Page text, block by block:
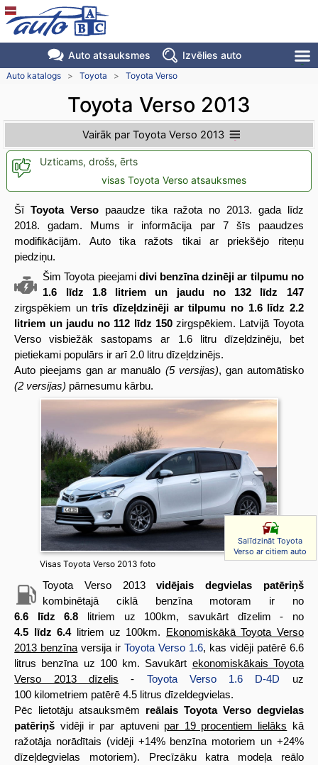
Auto atsauksmes Izvēlies auto
Auto katalogs > Toyota > Toyota Verso
Toyota Verso 2013
Vairāk par Toyota Verso 2013
Uzticams, drošs, ērts
visas Toyota Verso atsauksmes
ŠīToyota Versopaaudze tika ražota no 2013. gada līdz
2018. gadam. Mums ir informācija par 7 šīs paaudzes
modifikācijām. Auto tika ražots tikai ar priekšējo riteņu
piedziņu.
Šim Toyota pieejami divi benzīna dzinēji ar tilpumu no
1.6 līdz 1.8 litriem un jaudu no 132 līdz 147
zirgspēkiem untrīs dīzeļdzinēji ar tilpumu no 1.6 līdz 2.2
litriem un jaudu no 112 līdz 150zirgspēkiem. Latvijā Toyota
Verso visbiežāk sastopams ar 1.6 litru dīzeļdzinēju, bet
pietiekami populārs ir arī 2.0 litru dīzeļdzinējs.
Auto pieejams gan ar manuālo (5 versijas), gan automātisko
(2 versijas) pārnesumu kārbu.
Visas Toyota Verso 2013 foto
Salīdzināt Toyota
Verso ar citiem auto
Toyota Verso 2013vidējais degvielas patēriņš
kombinētajā ciklā benzīna motoram ir no
6.6 līdz 6.8 litriem uz 100km, savukārt dīzelim - no
4.5 līdz 6.4litriem uz 100km. Ekonomiskākā Toyota Verso
2013 benzīna versija irToyota Verso 1.6, kas vidēji patērē 6.6
litrus benzīna uz 100 km. Savukārt ekonomiskākais Toyota
Verso 2013 dīzelis - Toyota Verso 1.6 D-4D uz
100 kilometriem patērē 4.5 litrus dīzeldegvielas.
Pēc lietotāju atsauksmēm reālais Toyota Verso degvielas
patēriņš vidēji ir par aptuveni par 19 procentiem lielāks kā
ražotāja norādītais (vidēji +14% benzīna motoriem un +24%
dīzeļdegvielas motoriem). Precīzāku katra modeļa reālo